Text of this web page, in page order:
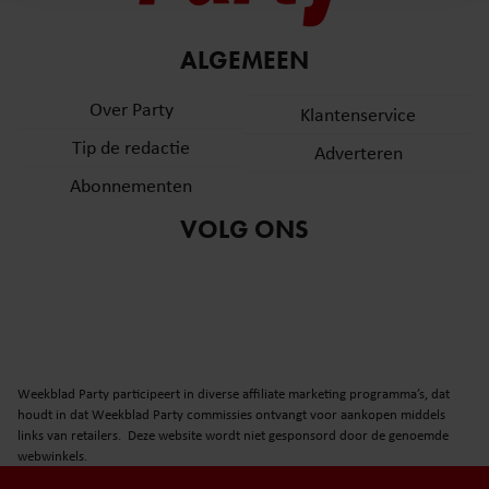
informatie over uw gebruik van onze site met onze
partners voor social media, adverteren en analyse. Deze
informatie die u aan ze heeft verstrekt of die ze hebben
gaat akkoord met onze cookies als u onze website blijft
gebruiken.
ALGEMEEN
Over Party
Tip de redactie
Abonnementen
Klantenservice
Adverteren
VOLG ONS
Weekblad Party participeert in diverse affiliate marketing programma’s, dat
houdt in dat Weekblad Party commissies ontvangt voor aankopen middels
links van retailers. Deze website wordt niet gesponsord door de genoemde
webwinkels.